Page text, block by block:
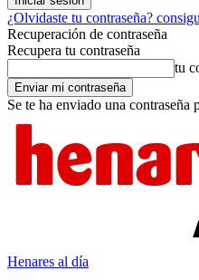
¿Olvidaste tu contraseña?
Recuperación de contraseña
Recupera tu contraseña
tu
Se te ha enviado una contraseña
Henares al día